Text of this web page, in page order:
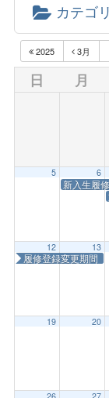
カテゴリ
2025 3月
日 月
5 6
新入生履
12
履修登録変更期間
13
19 20